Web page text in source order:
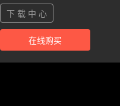
下 载 中 心
在线购买